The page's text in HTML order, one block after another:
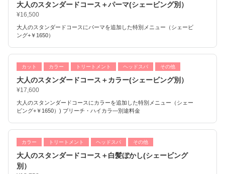
大人のスタンダードコース＋パーマ(シェービング別）
¥16,500
大人のスタンダードコースにパーマを追加した特別メニュー（シェービ
ング+￥1650）
カット カラー トリートメント ヘッドスパ その他
大人のスタンダードコース＋カラー(シェービング別）
¥17,600
大人のスタンンダードコースにカラーを追加した特別メニュー（シェー
ビング+￥1650）) ブリーチ・ハイカラ―別途料金
カラー トリートメント ヘッドスパ その他
大人のスタンダードコース＋白髪ぼかし(シェービング
別）